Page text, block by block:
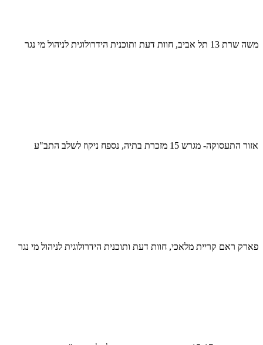
משה שרת 13 תל אביב, חוות דעת ותוכנית הידרולוגית לניהול מי נגר
אזור התעסוקה- מגרש 15 מזכרת בתיה, נספח ניקוז לשלב התב"ע
פארק ראם קריית מלאכי, חוות דעת ותוכנית הידרולוגית לניהול מי נגר